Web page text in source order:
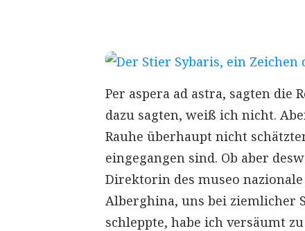
Per aspera ad astra, sagten die
dazu sagten, weiß ich nicht.
Rauhe überhaupt nicht
eingegangen sind. Ob aber
Direktorin des museo
Alberghina, uns bei ziemlicher
schleppte, habe ich versäumt